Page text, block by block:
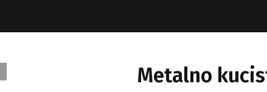
Metalno